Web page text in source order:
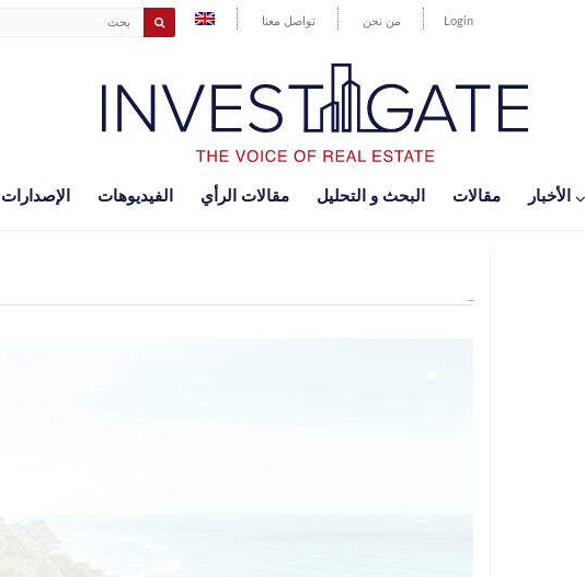
Login من نحن تواصل معنا
اﻷخبار مقالات البحث و التحليل مقالات الرأي الفيديوهات الإصدارات